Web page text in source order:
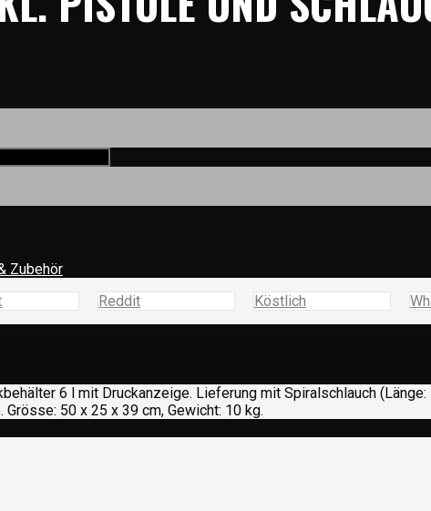
Zubehör
Reddit Köstlich
6 l mit Druckanzeige. Lieferung mit Spiralschlauch
50 x 25 x 39 cm, Gewicht: 10 kg.